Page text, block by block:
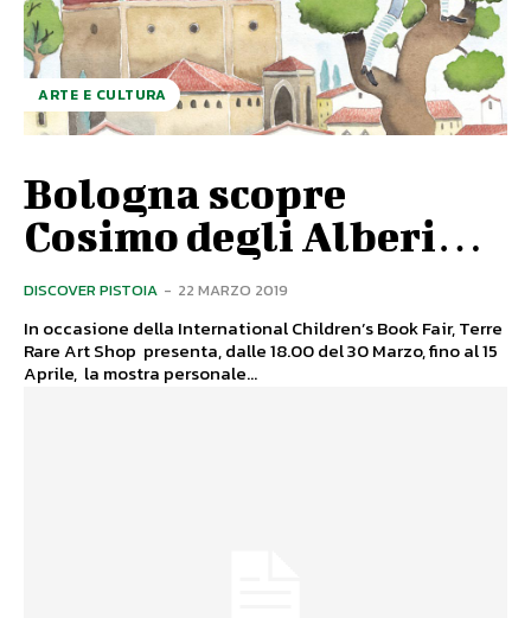
ARTE E CULTURA
Bologna scopre
Cosimo degli Alberi…
DISCOVER PISTOIA - 22 MARZO 2019
In occasione della International Children’s Book Fair, Terre
Rare Art Shop presenta, dalle 18.00 del 30 Marzo, fino al 15
Aprile, la mostra personale...